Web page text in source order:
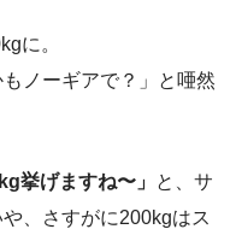
に。
ノーギアで？」と唖然
挙げますね〜」 と、サ
、さすがに200kgはス